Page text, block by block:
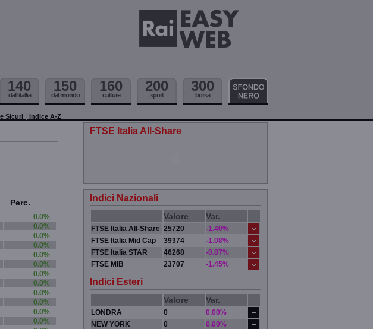
140
dall'itallia
150
dal mondo
160
culture
200
sport
300
borsa
Sicuri Indice A-Z
Perc.
0.0%
0.0%
0.0%
0.0%
0.0%
0.0%
0.0%
0.0%
0.0%
0.0%
0.0%
0.0%
FTSE Italia All-Share
Indici Nazionali
Valore Var.
FTSE Italia All-Share 25720
-1.40%
FTSE Italia Mid Cap
39374
-1.08%
FTSE Italia STAR
46268
-0.87%
FTSE MIB
23707 -1.45%
Indici Esteri
Valore Var.
LONDRA 0
0.00%
NEW YORK
0
0.00%